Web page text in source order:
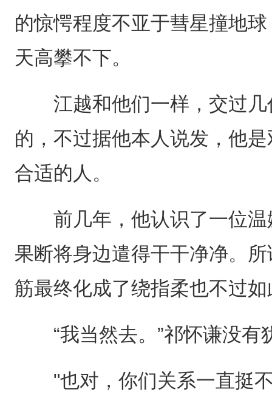
的惊愕程度不亚于彗星撞地
天高攀不下。
江越和他们一样，交过几
的，不过据他本人说发，他
合适的人。
前几年，他认识了一位温
果断将身边遣得干干净净。
筋最终化成了绕指柔也不过如
“我当然去。”祁怀谦没有
"也对，你们关系一直挺不